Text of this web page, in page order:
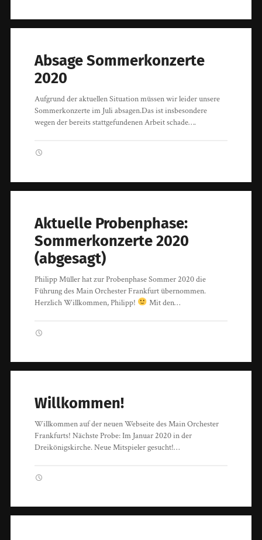
Absage Sommerkonzerte
2020
Aufgrund der aktuellen Situation müssen wir leider unsere
Sommerkonzerte im Juli absagen.Das ist insbesondere
wegen der bereits stattgefundenen Arbeit schade….
Aktuelle Probenphase:
Sommerkonzerte 2020
(abgesagt)
Philipp Müller hat zur Probenphase Sommer 2020 die
Führung des Main Orchester Frankfurt übernommen.
Herzlich Willkommen, Philipp!
Mit den…
Willkommen!
Willkommen auf der neuen Webseite des Main Orchester
Frankfurts! Nächste Probe: Im Januar 2020 in der
Dreikönigskirche. Neue Mitspieler gesucht!…